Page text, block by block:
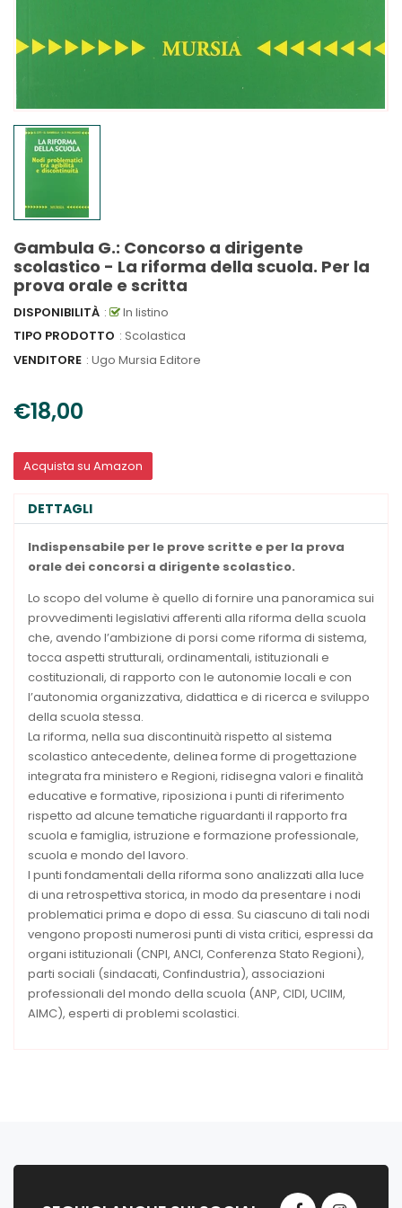
Gambula G.: Concorso a dirigente
scolastico - La riforma della scuola. Per la
prova orale e scritta
DISPONIBILITÀ :
In listino
TIPO PRODOTTO : Scolastica
VENDITORE : Ugo Mursia Editore
€18,00
Acquista su Amazon
DETTAGLI
Indispensabile per le prove scritte e per la prova
orale dei concorsi a dirigente scolastico.
Lo scopo del volume è quello di fornire una panoramica sui
provvedimenti legislativi afferenti alla riforma della scuola
che, avendo l’ambizione di porsi come riforma di sistema,
tocca aspetti strutturali, ordinamentali, istituzionali e
costituzionali, di rapporto con le autonomie locali e con
l’autonomia organizzativa, didattica e di ricerca e sviluppo
della scuola stessa.
La riforma, nella sua discontinuità rispetto al sistema
scolastico antecedente, delinea forme di progettazione
integrata fra ministero e Regioni, ridisegna valori e finalità
educative e formative, riposiziona i punti di riferimento
rispetto ad alcune tematiche riguardanti il rapporto fra
scuola e famiglia, istruzione e formazione professionale,
scuola e mondo del lavoro.
I punti fondamentali della riforma sono analizzati alla luce
di una retrospettiva storica, in modo da presentare i nodi
problematici prima e dopo di essa. Su ciascuno di tali nodi
vengono proposti numerosi punti di vista critici, espressi da
organi istituzionali (CNPI, ANCI, Conferenza Stato Regioni),
parti sociali (sindacati, Confindustria), associazioni
professionali del mondo della scuola (ANP, CIDI, UCIIM,
AIMC), esperti di problemi scolastici.